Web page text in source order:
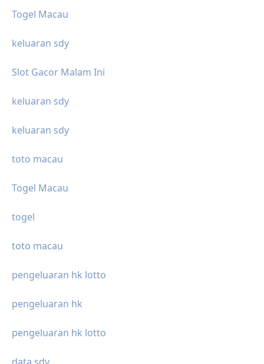
Togel Macau
keluaran sdy
Slot Gacor Malam Ini
keluaran sdy
keluaran sdy
toto macau
Togel Macau
togel
toto macau
pengeluaran hk lotto
pengeluaran hk
pengeluaran hk lotto